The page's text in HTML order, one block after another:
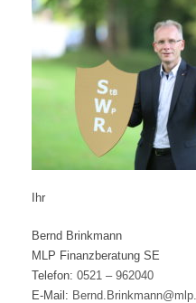
Ihr
Bernd Brinkmann
MLP Finanzberatung SE
Telefon: 0521 – 962040
E-Mail: